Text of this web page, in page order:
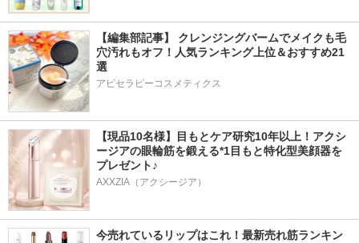
【編集部記事】 クレンジングバームでメイクも毛
穴汚れもオフ！人気ランキング上位＆おすすめ21
選
アピセラピーコスメティクス
【現品10名様】目もとケア研究10年以上！アクシ
ージアの眼輪筋を鍛える*1目もと特化型美顔器を
プレゼント♪
AXXZIA（アクシージア）
今売れているリップはこれ！最新売れ筋ランキン